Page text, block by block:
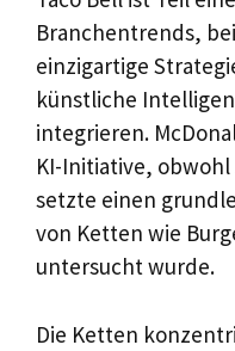
Branchentrends,
einzigartige
künstliche
integrieren.
KI-Initiative,
setzte einen
von Ketten wie
untersucht wurde.
Die Ketten